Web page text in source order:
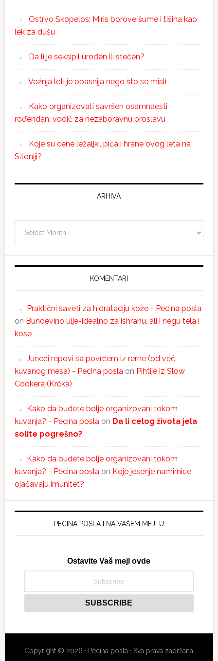
Ostrvo Skopelos: Miris borove šume i tišina kao
lek za dušu
Da li je seksipil urođen ili stečen?
Vožnja leti je opasnija nego što se misli
Kako organizovati savršen osamnaesti
rođendan: vodič za nezaboravnu proslavu
Koje su cene ležaljki, pića i hrane ovog leta na
Sitoniji?
ARHIVA
KOMENTARI
Praktični saveti za hidrataciju kože - Pecina posla
on Bundevino ulje-idealno za ishranu, ali i negu tela i
kose
Juneći repovi sa povrćem iz rerne (od već
kuvanog mesa) - Pecina poslaon Pihtije iz Slow
Cookera (Krčka)
Kako da budete bolje organizovani tokom
kuvanja? - Pecina poslaon Da li celog života jela
solite pogrešno?
Kako da budete bolje organizovani tokom
kuvanja? - Pecina poslaon Koje jesenje namirnice
ojačavaju imunitet?
PECINA POSLA I NA VAŠEM MEJLU
Ostavite Vaš mejl ovde
Copyright © 2026 · Pecina posla · Sva prava zadržana